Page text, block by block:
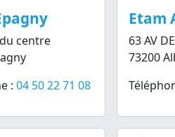
centre
: 04 50 22 71 08
Etam
63 AV
73200